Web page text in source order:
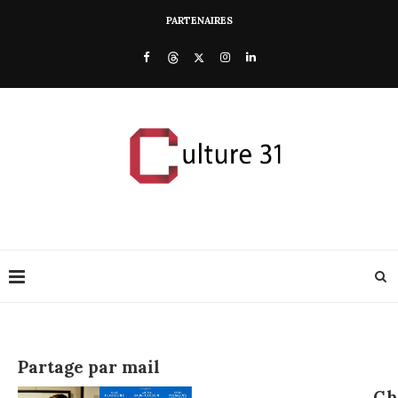
PARTENAIRES
Partage par mail